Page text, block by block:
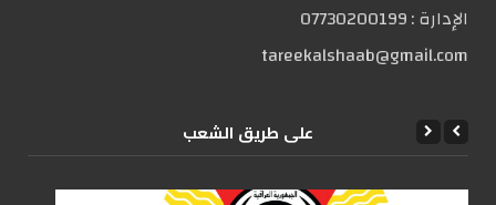
الإدارة :07730200199
tareekalshaab@gmail.com
علی طریق الشعب